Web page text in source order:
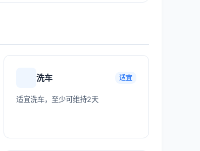
洗车 适宜
适宜洗车，至少可维持2天